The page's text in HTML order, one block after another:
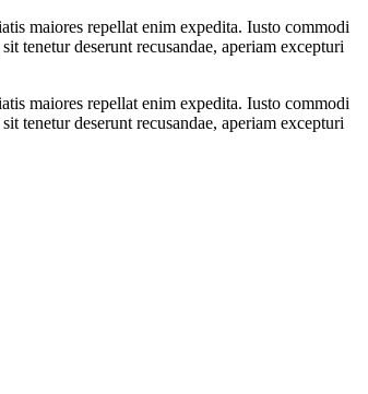
maiores repellat enim expedita. Iusto commodi
tenetur deserunt recusandae, aperiam excepturi
maiores repellat enim expedita. Iusto commodi
tenetur deserunt recusandae, aperiam excepturi